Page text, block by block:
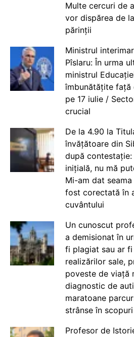
Multe cercuri de
vor dispărea de
părinții
Ministrul
Pîslaru: În urma
ministrul
îmbunătățite față
pe 17 iulie /
crucial
De la 4.90 la
învățătoare din
după
inițială, nu mă
Mi-am dat
fost corectată în
cuvântului
Un cunoscut
a demisionat în
fi plagiat sau ar
realizărilor sale,
poveste de viață
diagnostic de
maratoane
strânse în
Profesor de